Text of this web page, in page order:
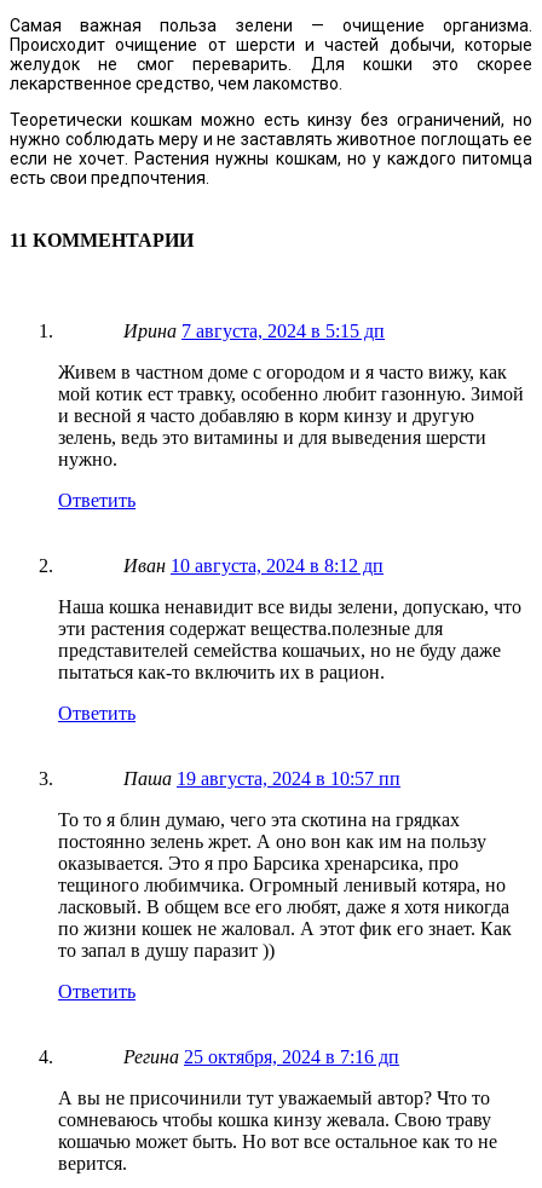
Самая важная польза зелени — очищение организма.
Происходит очищение от шерсти и частей добычи, которые
желудок не смог переварить. Для кошки это скорее
лекарственное средство, чем лакомство.
Теоретически кошкам можно есть кинзу без ограничений, но
нужно соблюдать меру и не заставлять животное поглощать ее
если не хочет. Растения нужны кошкам, но у каждого питомца
есть свои предпочтения.
11 КОММЕНТАРИИ
Ирина 7 августа, 2024 в 5:15 дп
Живем в частном доме с огородом и я часто вижу, как
мой котик ест травку, особенно любит газонную. Зимой
и весной я часто добавляю в корм кинзу и другую
зелень, ведь это витамины и для выведения шерсти
нужно.
Ответить
Иван 10 августа, 2024 в 8:12 дп
Наша кошка ненавидит все виды зелени, допускаю, что
эти растения содержат вещества.полезные для
представителей семейства кошачьих, но не буду даже
пытаться как-то включить их в рацион.
Ответить
Паша 19 августа, 2024 в 10:57 пп
То то я блин думаю, чего эта скотина на грядках
постоянно зелень жрет. А оно вон как им на пользу
оказывается. Это я про Барсика хренарсика, про
тещиного любимчика. Огромный ленивый котяра, но
ласковый. В общем все его любят, даже я хотя никогда
по жизни кошек не жаловал. А этот фик его знает. Как
то запал в душу паразит ))
Ответить
Регина 25 октября, 2024 в 7:16 дп
А вы не присочинили тут уважаемый автор? Что то
сомневаюсь чтобы кошка кинзу жевала. Свою траву
кошачью может быть. Но вот все остальное как то не
верится.